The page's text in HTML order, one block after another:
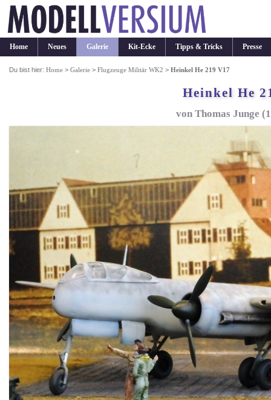
Home Neues Galerie Kit-Ecke Tipps & Tricks Presse
Du bist hier:Home >Galerie >Flugzeuge Militär WK2 >Heinkel He 219 V17
Heinkel He
von Thomas Junge